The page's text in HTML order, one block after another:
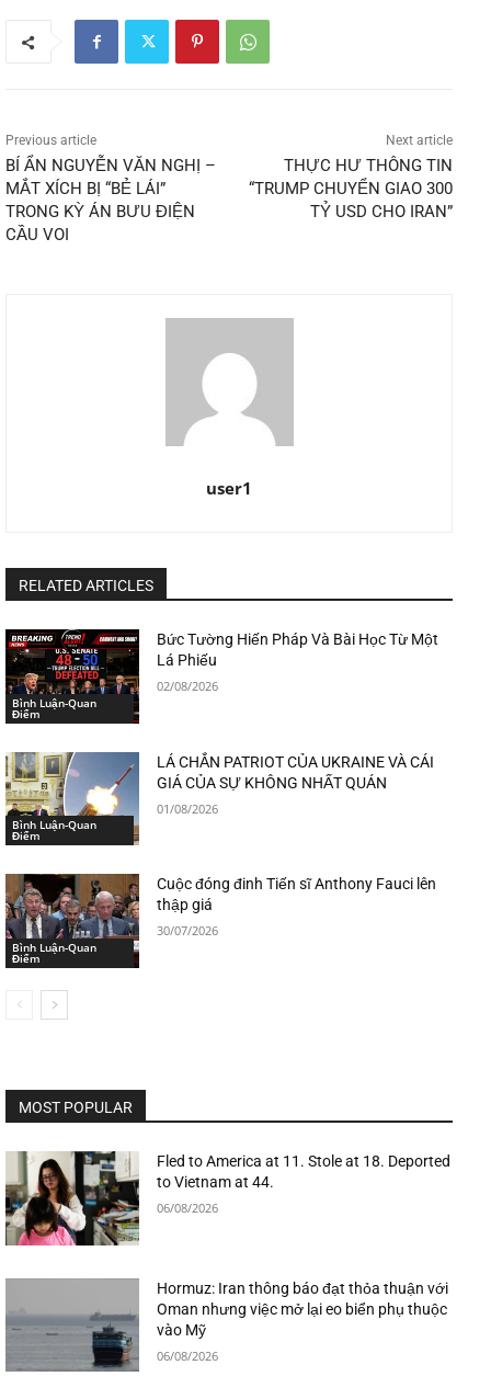
Previous article
BÍ ẨN NGUYỄN VĂN NGHỊ –
MẮT XÍCH BỊ “BẺ LÁI”
TRONG KỲ ÁN BƯU ĐIỆN
CẦU VOI
Next article
THỰC HƯ THÔNG TIN
“TRUMP CHUYỂN GIAO 300
TỶ USD CHO IRAN”
user1
RELATED ARTICLES
Bình Luận-Quan
Điểm
Bức Tường Hiến Pháp Và Bài Học Từ Một
Lá Phiếu
02/08/2026
Bình Luận-Quan
Điểm
LÁ CHẮN PATRIOT CỦA UKRAINE VÀ CÁI
GIÁ CỦA SỰ KHÔNG NHẤT QUÁN
01/08/2026
Bình Luận-Quan
Điểm
Cuộc đóng đinh Tiến sĩ Anthony Fauci lên
thập giá
30/07/2026
MOST POPULAR
Fled to America at 11. Stole at 18. Deported
to Vietnam at 44.
06/08/2026
Hormuz: Iran thông báo đạt thỏa thuận với
Oman nhưng việc mở lại eo biển phụ thuộc
vào Mỹ
06/08/2026